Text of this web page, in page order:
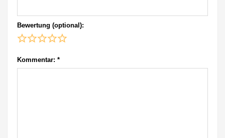
Bewertung (optional):
Kommentar: *